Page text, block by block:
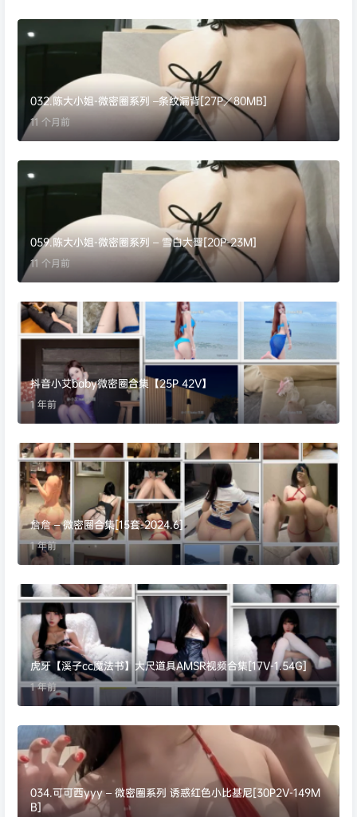
032.陈大小姐-微密圈系列 –条纹漏背[27P／80MB]
11 个月前
059.陈大小姐-微密圈系列 – 雪白大臀[20P-23M]
11 个月前
抖音小艾baby微密圈合集【25P 42V】
1 年前
詹詹 – 微密圈合集[15套-2024.6]
1 年前
虎牙【溪子cc魔法书】大尺道具AMSR视频合集[17V-1.54G]
1 年前
034.可可西yyy – 微密圈系列 诱惑红色小比基尼[30P2V-149M
B]